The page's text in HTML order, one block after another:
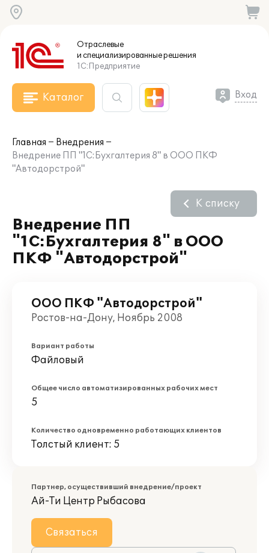
Отраслевые
и специализированныерешения
1С:Предприятие
Каталог Вход
Главная
Внедрения
Внедрение ПП "1С:Бухгалтерия 8" в ООО ПКФ
"Автодорстрой"
Внедрение ПП
"1С:Бухгалтерия 8" в ООО
ПКФ "Автодорстрой"
К списку
ООО ПКФ "Автодорстрой"
Ростов-на-Дону, Ноябрь 2008
Вариант работы
Файловый
Общее число автоматизированных рабочих мест
5
Количество одновременно работающих клиентов
Толстый клиент: 5
Партнер, осуществивший внедрение/проект
Ай-Ти Центр Рыбасова
Связаться